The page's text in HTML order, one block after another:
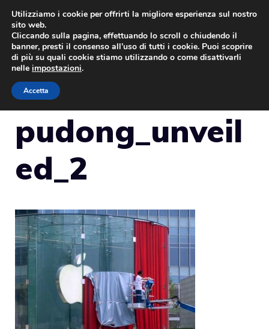
Vai
contenuto
pudong_unveil
ed_2
Utilizziamo i cookie per offrirti la migliore esperienza sul nostro
sito web.
Cliccando sulla pagina, effettuando lo scroll o chiudendo il
banner, presti il consenso all’uso di tutti i cookie. Puoi scoprire
di più su quali cookie stiamo utilizzando o come disattivarli
nelle impostazioni.
Accetta